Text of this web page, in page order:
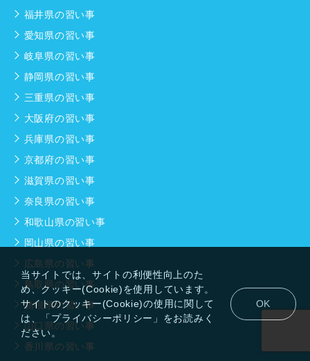
当サイトでは、サイトの利便性向上のた
め、クッキー(Cookie)を使用しています。
サイトのクッキー(Cookie)の使用に関して
は、「プライバシーポリシー」をお読みく
ださい。
OK
福井県の習い事
愛知県の習い事
岐阜県の習い事
静岡県の習い事
三重県の習い事
大阪府の習い事
兵庫県の習い事
京都府の習い事
滋賀県の習い事
奈良県の習い事
和歌山県の習い事
岡山県の習い事
広島県の習い事
鳥取県の習い事
島根県の習い事
山口県の習い事
香川県の習い事